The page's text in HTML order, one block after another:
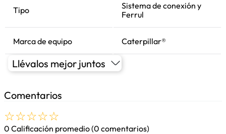
Tipo
Sistema de conexión y
Ferrul
Marca de equipo Caterpillar®
Llévalos mejor juntos
Comentarios
☆☆☆☆☆
0 Calificación promedio(0 comentarios)